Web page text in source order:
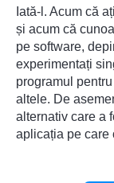
Pasul 5.
Iată-l. Acum că
și acum că
pe software,
experimentați
programul pentru
altele. De
alternativ care a
aplicația pe care